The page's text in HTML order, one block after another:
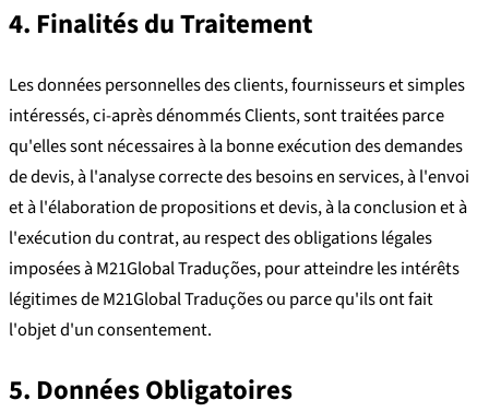
4. Finalités du Traitement
Les données personnelles des clients, fournisseurs et simples
intéressés, ci-après dénommés Clients, sont traitées parce
qu'elles sont nécessaires à la bonne exécution des demandes
de devis, à l'analyse correcte des besoins en services, à l'envoi
et à l'élaboration de propositions et devis, à la conclusion et à
l'exécution du contrat, au respect des obligations légales
imposées à M21Global Traduções, pour atteindre les intérêts
légitimes de M21Global Traduções ou parce qu'ils ont fait
l'objet d'un consentement.
5. Données Obligatoires